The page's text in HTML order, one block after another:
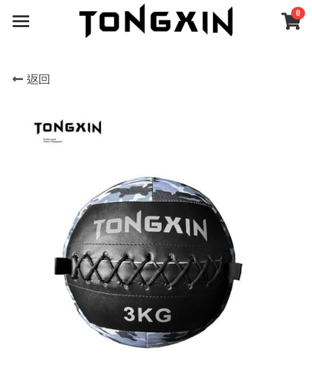
0
自由重量訓練
啞鈴｜壺鈴｜藥球
機械式器材
機械式配件
功能性訓練器材
臥推椅｜抬腿器
握力｜攀爬
訓練地材
客製化器材
深蹲架配件
空間規劃｜客製化
首頁
關於統鑫
合作品牌
安裝案例
所有商品分類
經典絕版｜限量釋出
深蹲架
深蹲架
深蹲架配件
自由重量訓練
機械式重訓器材
支援服務
售後保固
空間規劃
健身房
展區體驗
嘉義展區
最新動態
官方公告
搜索
返回
×
商品分類
所有商品分類
深蹲架
×
部落格分類
所有博客分類